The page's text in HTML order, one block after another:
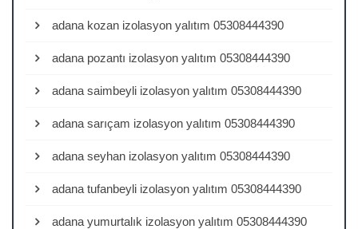
adana kozan izolasyon yalıtım 05308444390
adana pozantı izolasyon yalıtım 05308444390
adana saimbeyli izolasyon yalıtım 05308444390
adana sarıçam izolasyon yalıtım 05308444390
adana seyhan izolasyon yalıtım 05308444390
adana tufanbeyli izolasyon yalıtım 05308444390
adana yumurtalık izolasyon yalıtım 05308444390